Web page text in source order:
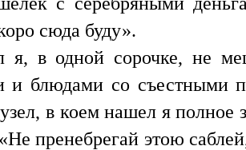
сюда буду».
я, в одной сорочке, не
и блюдами со съестными
в коем нашел я полное
пренебрегай этою